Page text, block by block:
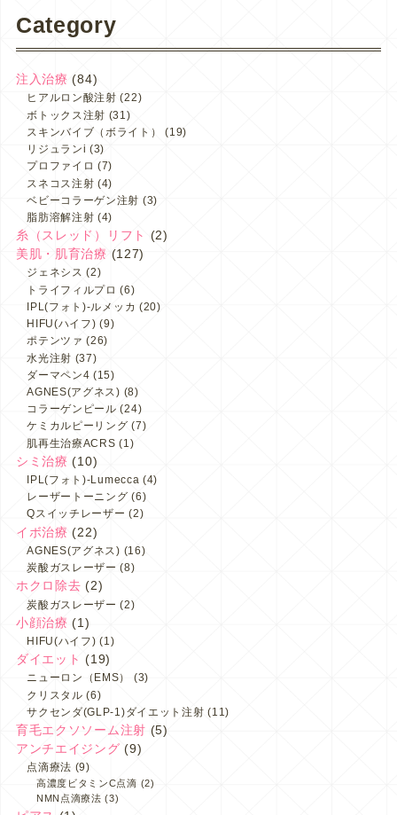
Category
注入治療 (84)
ヒアルロン酸注射 (22)
ボトックス注射 (31)
スキンバイブ（ボライト）
(19)
リジュランi (3)
プロファイロ (7)
スネコス注射 (4)
ベビーコラーゲン注射 (3)
脂肪溶解注射 (4)
糸（スレッド）リフト
(2)
美肌・肌育治療 (127)
ジェネシス (2)
トライフィルプロ (6)
IPL(フォト)-ルメッカ (20)
HIFU(ハイフ) (9)
ポテンツァ (26)
水光注射 (37)
ダーマペン4 (15)
AGNES(アグネス) (8)
コラーゲンピール (24)
ケミカルピーリング (7)
肌再生治療ACRS (1)
シミ治療 (10)
IPL(フォト)-Lumecca (4)
レーザートーニング (6)
Qスイッチレーザー (2)
イボ治療 (22)
AGNES(アグネス) (16)
炭酸ガスレーザー (8)
ホクロ除去 (2)
炭酸ガスレーザー (2)
小顔治療 (1)
HIFU(ハイフ) (1)
ダイエット (19)
ニューロン（EMS）
(3)
クリスタル (6)
サクセンダ(GLP-1)ダイエット注射 (11)
育毛エクソソーム注射 (5)
アンチエイジング (9)
点滴療法 (9)
高濃度ビタミンC点滴 (2)
NMN点滴療法 (3)